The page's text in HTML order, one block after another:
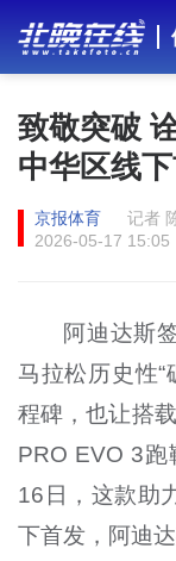
致敬突破
中华区线
京报体育
记者
2026-05-17 15:05
阿迪达斯
马拉松历史性“
程碑，也让搭
PRO EVO 3
16日，这款助
下首发，阿迪